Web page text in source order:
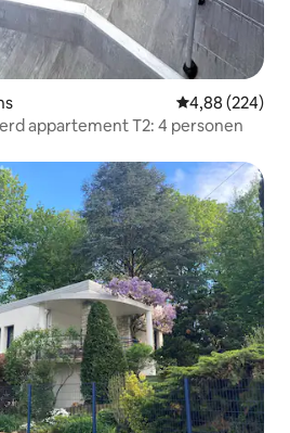
Gemiddelde
4,88 (224)
appartement T2: 4 personen